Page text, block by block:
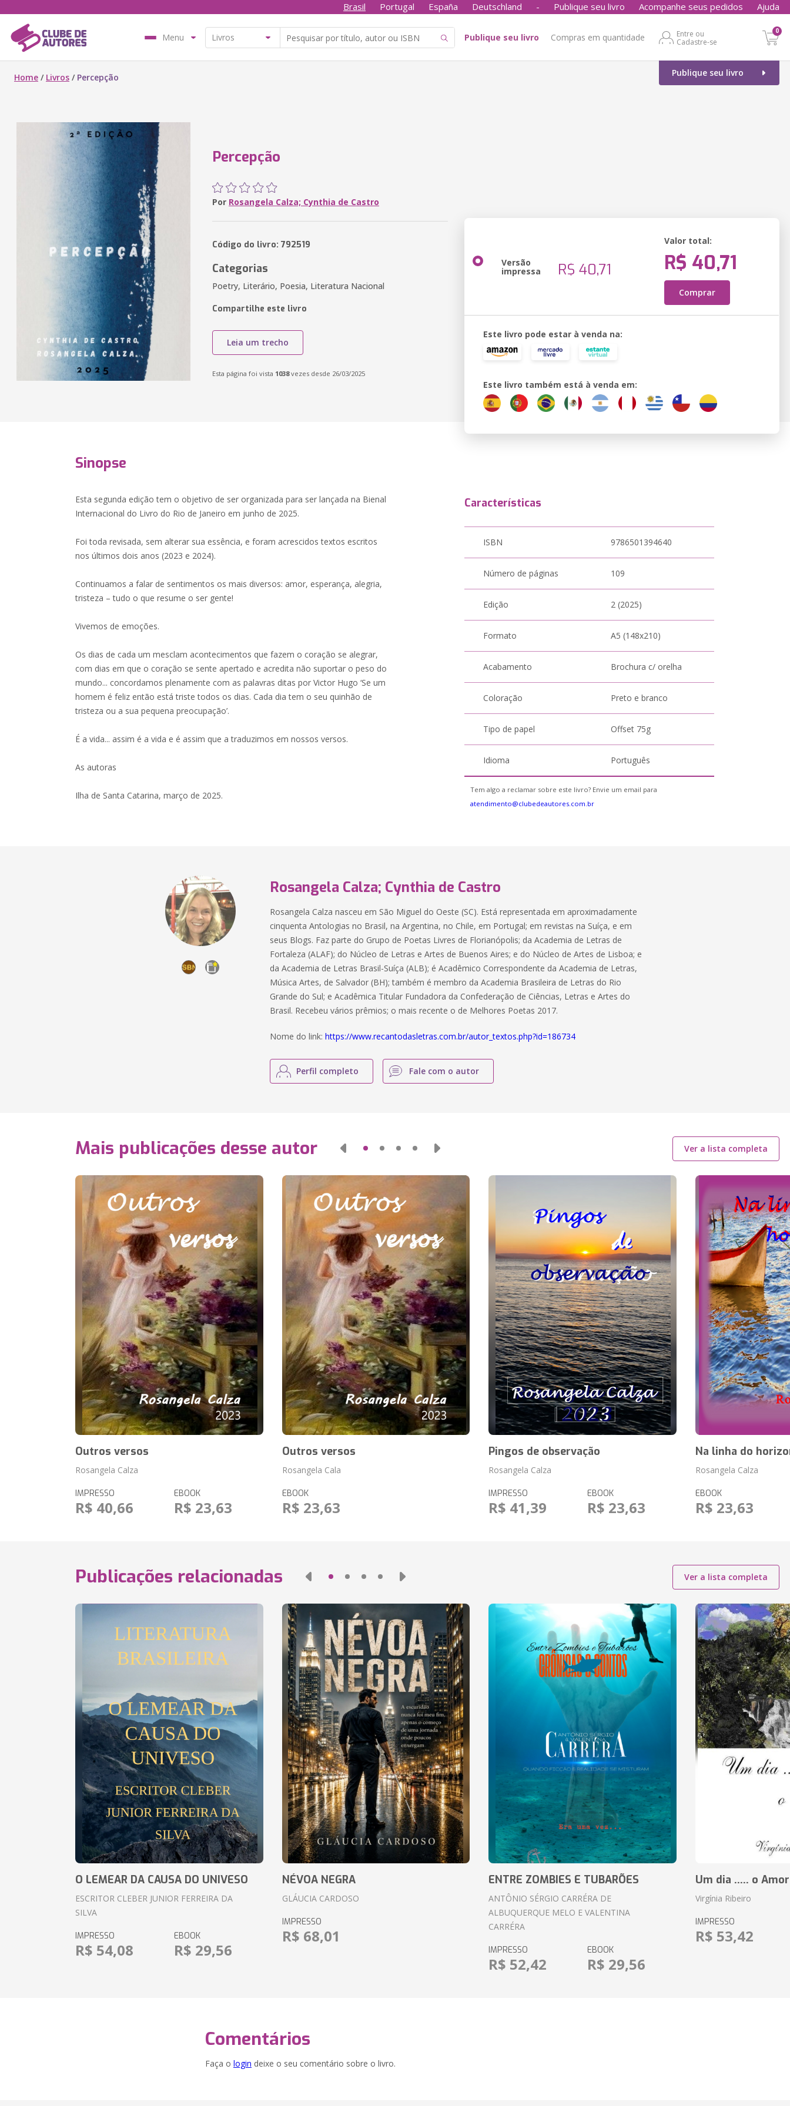
Brasil Portugal España Deutschland - Publique seu livro Acompanhe seus pedidos Ajuda
Menu Publique seu livro Compras em quantidade
Entre ou
Cadastre-se
0
Publique seu livro
Home / Livros / Percepção
Percepção
Por Rosangela Calza; Cynthia de Castro
Código do livro: 792519
Categorias
Poetry, Literário, Poesia, Literatura Nacional
Compartilhe este livro
Leia um trecho
Esta página foi vista 1038vezes desde 26/03/2025
Versão
impressa R$ 40,71
Valor total:
R$ 40,71
Comprar
Este livro pode estar à venda na:
Este livro também está à venda em:
Sinopse
Esta segunda edição tem o objetivo de ser organizada para ser lançada na Bienal
Internacional do Livro do Rio de Janeiro em junho de 2025.
Foi toda revisada, sem alterar sua essência, e foram acrescidos textos escritos
nos últimos dois anos (2023 e 2024).
Continuamos a falar de sentimentos os mais diversos: amor, esperança, alegria,
tristeza – tudo o que resume o ser gente!
Vivemos de emoções.
Os dias de cada um mesclam acontecimentos que fazem o coração se alegrar,
com dias em que o coração se sente apertado e acredita não suportar o peso do
mundo... concordamos plenamente com as palavras ditas por Victor Hugo ‘Se um
homem é feliz então está triste todos os dias. Cada dia tem o seu quinhão de
tristeza ou a sua pequena preocupação’.
É a vida... assim é a vida e é assim que a traduzimos em nossos versos.
As autoras
Ilha de Santa Catarina, março de 2025.
Características
ISBN 9786501394640
Número de páginas 109
Edição 2 (2025)
Formato A5 (148x210)
Acabamento Brochura c/ orelha
Coloração Preto e branco
Tipo de papel Offset 75g
Idioma Português
Tem algo a reclamar sobre este livro? Envie um email para
atendimento@clubedeautores.com.br
Rosangela Calza; Cynthia de Castro
Rosangela Calza nasceu em São Miguel do Oeste (SC). Está representada em aproximadamente
cinquenta Antologias no Brasil, na Argentina, no Chile, em Portugal; em revistas na Suíça, e em
seus Blogs. Faz parte do Grupo de Poetas Livres de Florianópolis; da Academia de Letras de
Fortaleza (ALAF); do Núcleo de Letras e Artes de Buenos Aires; e do Núcleo de Artes de Lisboa; e
da Academia de Letras Brasil-Suíça (ALB); é Acadêmico Correspondente da Academia de Letras,
Música Artes, de Salvador (BH); também é membro da Academia Brasileira de Letras do Rio
Grande do Sul; e Acadêmica Titular Fundadora da Confederação de Ciências, Letras e Artes do
Brasil. Recebeu vários prêmios; o mais recente o de Melhores Poetas 2017.
Nome do link:https://www.recantodasletras.com.br/autor_textos.php?id=186734
Perfil completo Fale com o autor
Mais publicações desse autor Ver a lista completa
Outros versos
Rosangela Calza
IMPRESSO
R$ 40,66
EBOOK
R$ 23,63
Outros versos
Rosangela Cala
EBOOK
R$ 23,63
Pingos de observação
Rosangela Calza
IMPRESSO
R$ 41,39
EBOOK
R$ 23,63
Na linha do
Rosangela Calza
EBOOK
R$ 23,63
Publicações relacionadas Ver a lista completa
O LEMEAR DA CAUSA DO UNIVESO
ESCRITOR CLEBER JUNIOR FERREIRA DA
SILVA
IMPRESSO
R$ 54,08
EBOOK
R$ 29,56
NÉVOA NEGRA
GLÁUCIA CARDOSO
IMPRESSO
R$ 68,01
ENTRE ZOMBIES E TUBARÕES
ANTÔNIO SÉRGIO CARRÉRA DE
ALBUQUERQUE MELO E VALENTINA
CARRÉRA
IMPRESSO
R$ 52,42
EBOOK
R$ 29,56
Um dia ..... o Amor
Virgínia Ribeiro
IMPRESSO
R$ 53,42
Comentários
Faça o login deixe o seu comentário sobre o livro.